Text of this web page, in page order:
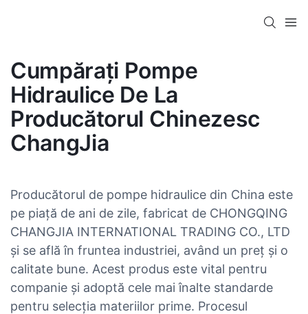
Cumpărați Pompe
Hidraulice De La
Producătorul Chinezesc
ChangJia
Producătorul de pompe hidraulice din China este
pe piață de ani de zile, fabricat de CHONGQING
CHANGJIA INTERNATIONAL TRADING CO., LTD
și se află în fruntea industriei, având un preț și o
calitate bune. Acest produs este vital pentru
companie și adoptă cele mai înalte standarde
pentru selecția materiilor prime. Procesul